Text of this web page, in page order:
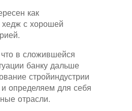
как
с хорошей
в сложившейся
банку дальше
стройиндустрии
определяем для себя
отрасли.